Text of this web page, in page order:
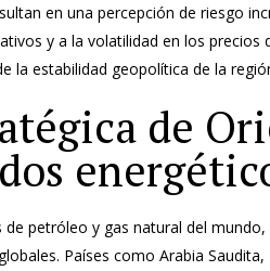
en una percepción de riesgo
y a la volatilidad en los precios
la estabilidad geopolítica de la
de
petróleo y gas natural del
Países como Arabia